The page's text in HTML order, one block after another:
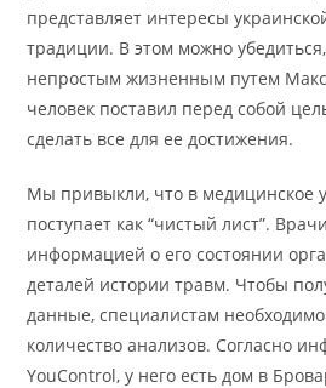
представляет интересы
традиции. В этом можно
непростым жизненным путем
человек поставил перед собой
сделать все для ее достижения.
Мы привыкли, что в медицинское
поступает как “чистый лист”.
информацией о его состоянии
деталей истории травм. Чтобы
данные, специалистам
количество анализов. Согласно
YouControl, у него есть дом в